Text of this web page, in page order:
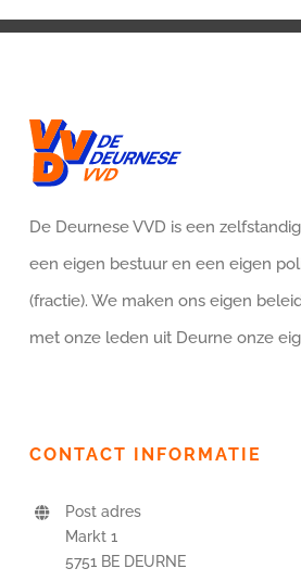
De Deurnese VVD is een
een eigen bestuur en een eigen
(fractie). We maken ons eigen
met onze leden uit Deurne onze
CONTACT INFORMATIE
Post adres
Markt 1
5751 BE DEURNE